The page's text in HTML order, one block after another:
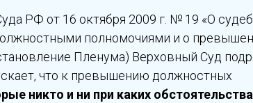
РФ от 16 октября 2009 г. № 19 «О
полномочиями и о
Пленума) Верховный Суд
что к превышению должностных
никто и ни при каких